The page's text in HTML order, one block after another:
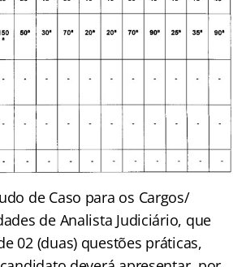
de Caso para os Cargos/
de Analista Judiciário, que
02 (duas) questões práticas,